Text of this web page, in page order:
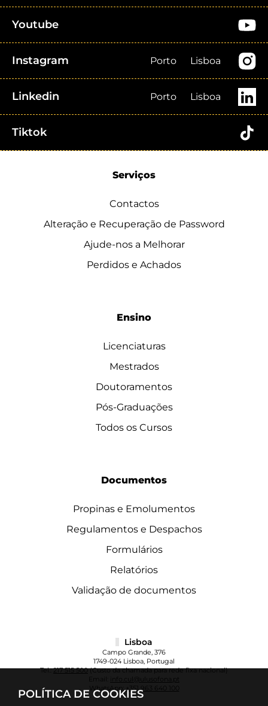
POLÍTICA DE COOKIES
Youtube
Instagram Porto Lisboa
Linkedin Porto Lisboa
Tiktok
Serviços
Contactos
Alteração e Recuperação de Password
Ajude-nos a Melhorar
Perdidos e Achados
Ensino
Licenciaturas
Mestrados
Doutoramentos
Pós-Graduações
Todos os Cursos
Documentos
Propinas e Emolumentos
Regulamentos e Despachos
Formulários
Relatórios
Validação de documentos
Lisboa
Campo Grande, 376
1749-024 Lisboa, Portugal
Tel.:217 515 500(Custo da chamada para rede fixa nacional)
info.cul@ulusofona.pt
WhatsApp:+351 963 640 100